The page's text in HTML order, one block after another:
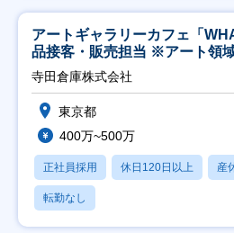
アートギャラリーカフェ「
品接客・販売担当 ※アート領
寺田倉庫株式会社
東京都
400万~500万
正社員採用 休日120日以上 産
転勤なし